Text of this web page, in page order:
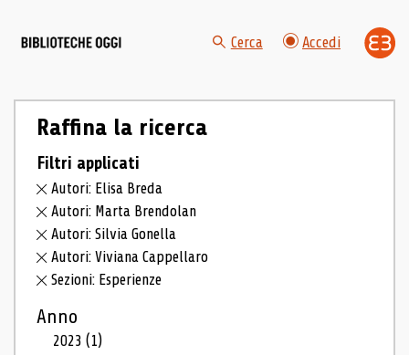
Cerca Accedi
Raffina la ricerca
Filtri applicati
Autori: Elisa Breda
Autori: Marta Brendolan
Autori: Silvia Gonella
Autori: Viviana Cappellaro
Sezioni: Esperienze
Anno
2023(1)